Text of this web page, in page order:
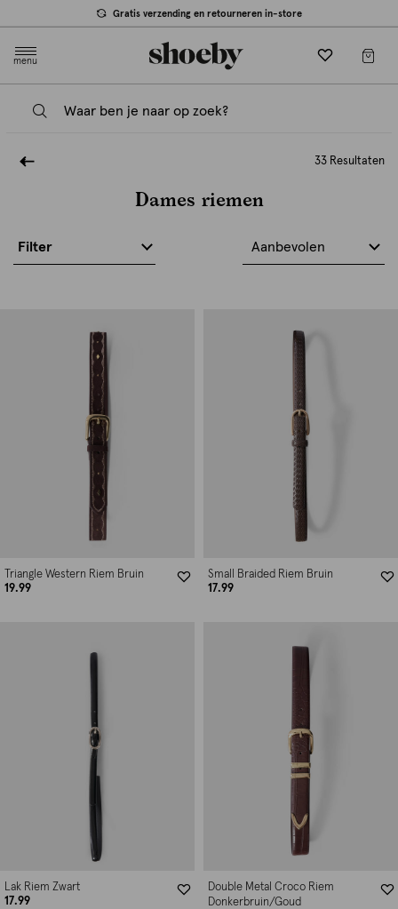
Gratis verzending en retourneren in-store
menu
33 Resultaten
Dames riemen
Filter Aanbevolen
Triangle Western Riem Bruin
19.99
Small Braided Riem Bruin
17.99
Lak Riem Zwart
17.99
Double Metal Croco Riem
Donkerbruin/Goud